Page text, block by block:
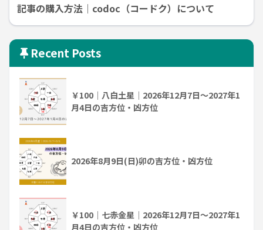
記事の購入方法｜codoc（コードク）について
Recent Posts
￥100｜八白土星｜2026年12月7日～2027年1
月4日の吉方位・凶方位
2026年8月9日(日)卯の吉方位・凶方位
￥100｜七赤金星｜2026年12月7日～2027年1
月4日の吉方位・凶方位